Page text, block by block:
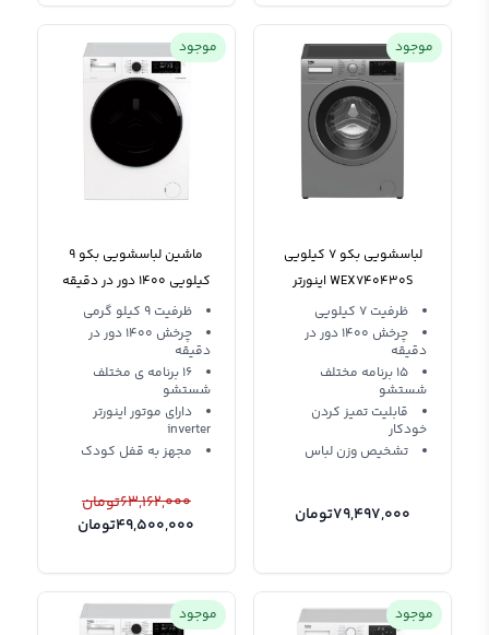
موجود
لباسشویی بکو 7 کیلویی
WEX740430S اینورتر
ظرفیت 7 کیلویی
چرخش 1400 دور در
دقیقه
15 برنامه مختلف
شستشو
قابلیت تمیز کردن
خودکار
تشخیص وزن لباس
79,497,000تومان
موجود
ماشین لباسشویی بکو 9
کیلویی 1400 دور در دقیقه
WTV9744X0ظرفیت 9 کیلو گرمی
چرخش 1400 دور در
دقیقه
16 برنامه ی مختلف
شستشو
دارای موتور اینورتر
inverter
مجهز به قفل کودک
49,500,000تومان
63,162,000تومان
موجود موجود